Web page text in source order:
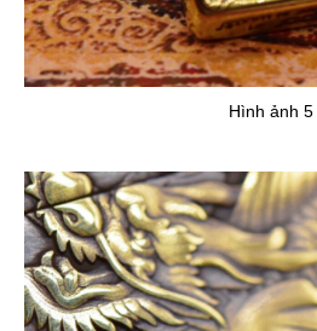
Hình ảnh 5